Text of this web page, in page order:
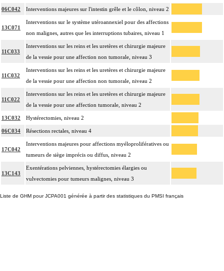
06C042 Interventions majeures sur l'intestin grêle et le côlon, niveau 2
13C071
Interventions sur le système utéroannexiel pour des affections
non malignes, autres que les interruptions tubaires, niveau 1
11C033
Interventions sur les reins et les uretères et chirurgie majeure
de la vessie pour une affection non tumorale, niveau 3
11C032
Interventions sur les reins et les uretères et chirurgie majeure
de la vessie pour une affection non tumorale, niveau 2
11C022
Interventions sur les reins et les uretères et chirurgie majeure
de la vessie pour une affection tumorale, niveau 2
13C032 Hystérectomies, niveau 2
06C034 Résections rectales, niveau 4
17C042
Interventions majeures pour affections myéloprolifératives ou
tumeurs de siège imprécis ou diffus, niveau 2
13C143
Exentérations pelviennes, hystérectomies élargies ou
vulvectomies pour tumeurs malignes, niveau 3
Liste de GHM pour JCPA001 générée à partir des statistiques du PMSI français